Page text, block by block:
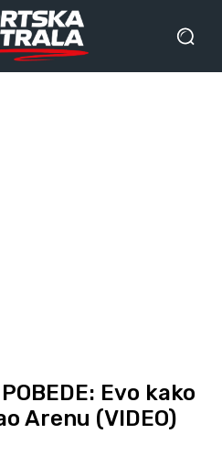
Evo kako
Arenu (VIDEO)